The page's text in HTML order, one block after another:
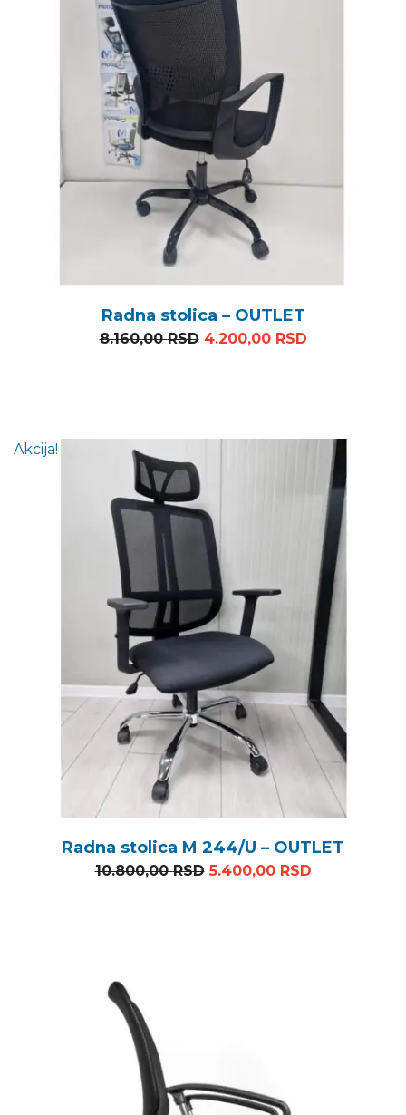
Radna stolica – OUTLET
8.160,00RSD Originalna cena je bila:
4.200,00 RSDTrenutna
Akcija!
Radna stolica M 244/U – OUTLET
10.800,00RSD Originalna cena je bila:
5.400,00 RSDTrenutna